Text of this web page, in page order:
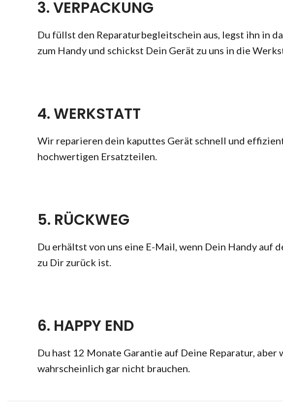
3. VERPACKUNG
Du füllst den Reparaturbegleitschein aus, legst ihn in
zum Handy und schickst Dein Gerät zu uns in die
4. WERKSTATT
Wir reparieren dein kaputtes Gerät schnell und
hochwertigen Ersatzteilen.
5. RÜCKWEG
Du erhältst von uns eine E-Mail, wenn Dein Handy auf
zu Dir zurück ist.
6. HAPPY END
Du hast 12 Monate Garantie auf Deine Reparatur, aber
wahrscheinlich gar nicht brauchen.